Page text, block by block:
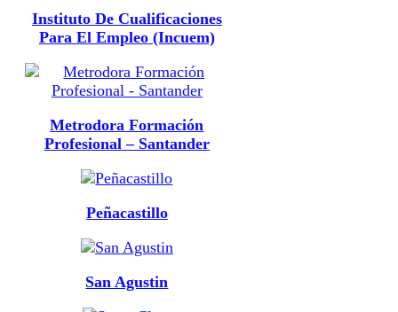
Instituto De Cualificaciones
Para El Empleo (Incuem)
Metrodora Formación
Profesional – Santander
Peñacastillo
San Agustin